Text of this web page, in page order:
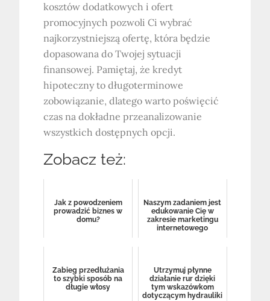
kosztów dodatkowych i ofert
promocyjnych pozwoli Ci wybrać
najkorzystniejszą ofertę, która będzie
dopasowana do Twojej sytuacji
finansowej. Pamiętaj, że kredyt
hipoteczny to długoterminowe
zobowiązanie, dlatego warto poświęcić
czas na dokładne przeanalizowanie
wszystkich dostępnych opcji.
Zobacz też:
Jak z powodzeniem
prowadzić biznes w
domu?
Naszym zadaniem jest
edukowanie Cię w
zakresie marketingu
internetowego
Zabieg przedłużania
to szybki sposób na
długie włosy
Utrzymuj płynne
działanie rur dzięki
tym wskazówkom
dotyczącym hydrauliki